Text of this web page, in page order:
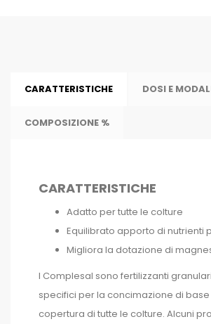
CARATTERISTICHE DOSI E
COMPOSIZIONE %
CARATTERISTICHE
Adatto per tutte le colture
Equilibrato apporto di nutrienti
Migliora la dotazione di
I Complesal sono fertilizzanti
specifici per la concimazione di base
copertura di tutte le colture. Alcuni